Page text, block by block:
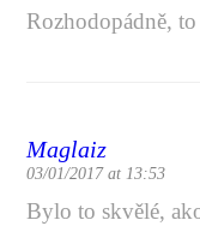
Rozhodopádně,
Maglaiz
03/01/2017 at 13:53
Bylo to skvělé,